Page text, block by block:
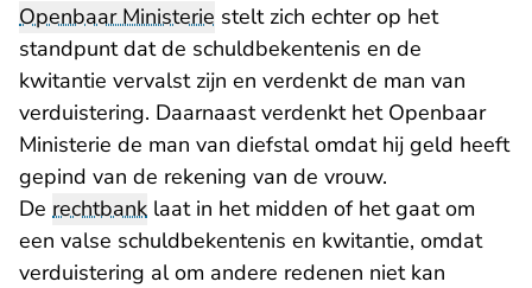
Openbaar Ministerie stelt zich echter op het
standpunt dat de schuldbekentenis en de
kwitantie vervalst zijn en verdenkt de man van
verduistering. Daarnaast verdenkt het Openbaar
Ministerie de man van diefstal omdat hij geld heeft
gepind van de rekening van de vrouw.
De rechtbank laat in het midden of het gaat om
een valse schuldbekentenis en kwitantie, omdat
verduistering al om andere redenen niet kan